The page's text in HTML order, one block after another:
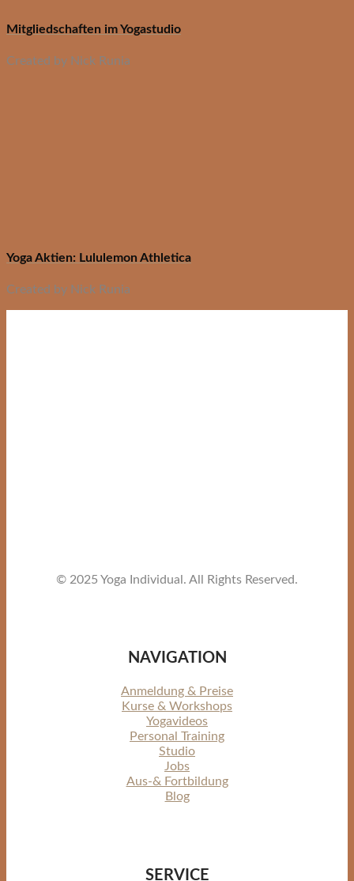
Mitgliedschaften im Yogastudio
Created by Nick Runia
Yoga Aktien: Lululemon Athletica
Created by Nick Runia
© 2025 Yoga Individual. All Rights Reserved.
NAVIGATION
Anmeldung & Preise
Kurse & Workshops
Yogavideos
Personal Training
Studio
Jobs
Aus-& Fortbildung
Blog
SERVICE